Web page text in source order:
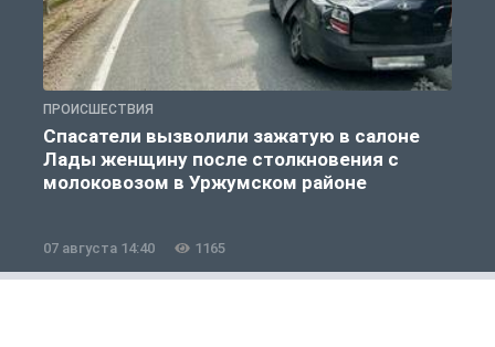
ПРОИСШЕСТВИЯ
Спасатели вызволили зажатую в салоне
Лады женщину после столкновения с
молоковозом в Уржумском районе
07 августа 14:40 1165